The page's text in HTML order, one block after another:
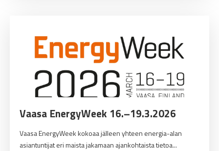
Vaasa EnergyWeek 16.–19.3.2026
Vaasa EnergyWeek kokoaa jälleen yhteen energia-alan
asiantuntijat eri maista jakamaan ajankohtaista tietoa...